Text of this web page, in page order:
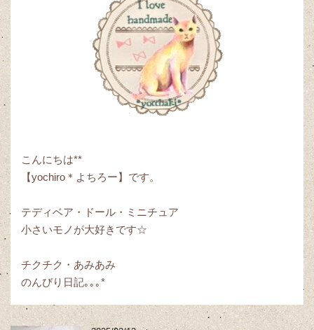
こんにちは**
【yochiro＊よちろー】です。
テディベア・ドール・ミニチュア
小さいモノが大好きです☆
チクチク・あみあみ
のんびり日記｡｡｡*